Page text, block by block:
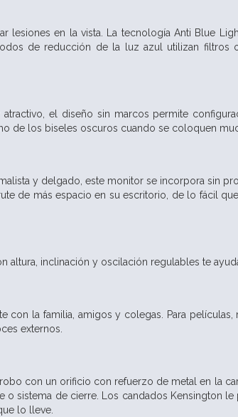
lesiones en la vista. La tecnología Anti Blue
de reducción de la luz azul utilizan filtros
el diseño sin marcos permite
de los biseles oscuros cuando se coloquen
y delgado, este monitor se incorpora sin
de más espacio en su escritorio, de lo fácil
altura, inclinación y oscilación regulables te
con la familia, amigos y colegas. Para
externos.
con un orificio con refuerzo de metal en la
o sistema de cierre. Los candados Kensington
lo lleve.